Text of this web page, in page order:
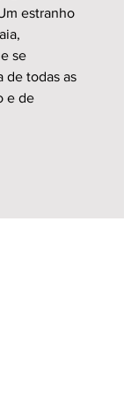
estranho
se
de todas as
e de